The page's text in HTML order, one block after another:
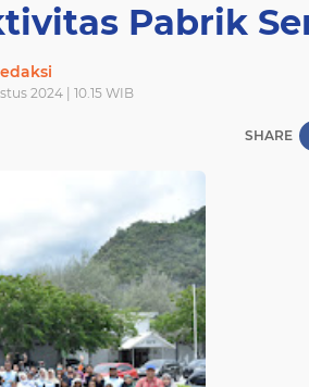
Pabrik
2024 | 10.15 WIB
SHARE